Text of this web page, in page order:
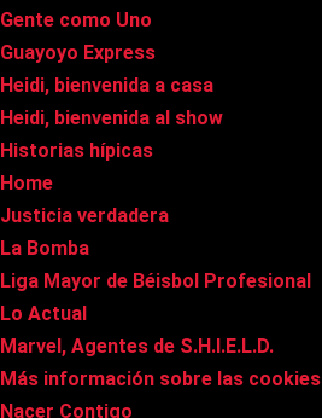
Gente como Uno
Guayoyo Express
Heidi, bienvenida a casa
Heidi, bienvenida al show
Historias hípicas
Home
Justicia verdadera
La Bomba
Liga Mayor de Béisbol Profesional
Lo Actual
Marvel, Agentes de S.H.I.E.L.D.
Más información sobre las cookies
Nacer Contigo